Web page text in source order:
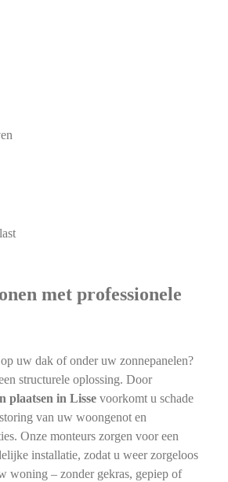
met professionele
uw dak of onder uw zonnepanelen?
structurele oplossing. Door
plaatsen in Lissevoorkomt u schade
van uw woongenot en
Onze monteurs zorgen voor een
installatie, zodat u weer zorgeloos
woning – zonder gekras, gepiep of